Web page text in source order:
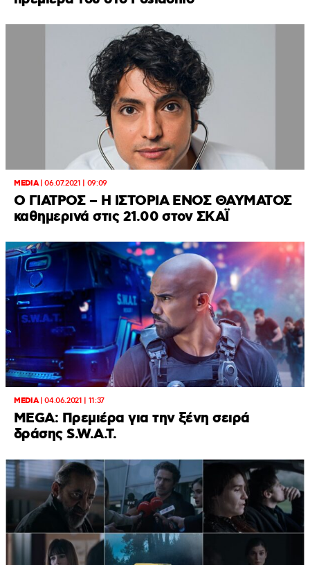
MEDIA|06.07.2021 | 09:09
Ο ΓΙΑΤΡΟΣ – Η ΙΣΤΟΡΙΑ ΕΝΟΣ ΘΑΥΜΑΤΟΣ
καθημερινά στις 21.00 στον ΣΚΑΪ
MEDIA|04.06.2021 | 11:37
MEGA: Πρεμιέρα για την ξένη σειρά
δράσης S.W.A.T.